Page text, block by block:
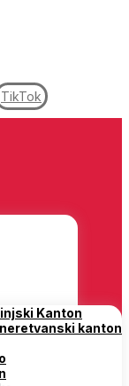
TikTok
Kanton
kanton